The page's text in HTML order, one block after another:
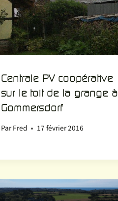
Centrale PV coopérative
sur le toit de la grange à
Gommersdorf
Par Fred 17 février 2016